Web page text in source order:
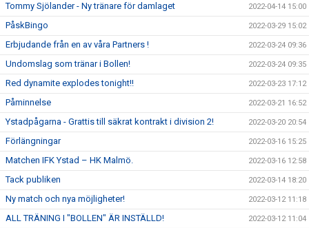
Tommy Sjölander - Ny tränare för damlaget 2022-04-14 15:00
PåskBingo 2022-03-29 15:02
Erbjudande från en av våra Partners ! 2022-03-24 09:36
Undomslag som tränar i Bollen! 2022-03-24 09:35
Red dynamite explodes tonight!! 2022-03-23 17:12
Påminnelse 2022-03-21 16:52
Ystadpågarna - Grattis till säkrat kontrakt i division 2! 2022-03-20 20:54
Förlängningar 2022-03-16 15:25
Matchen IFK Ystad – HK Malmö. 2022-03-16 12:58
Tack publiken 2022-03-14 18:20
Ny match och nya möjligheter! 2022-03-12 11:18
ALL TRÄNING I "BOLLEN" ÄR INSTÄLLD! 2022-03-12 11:04